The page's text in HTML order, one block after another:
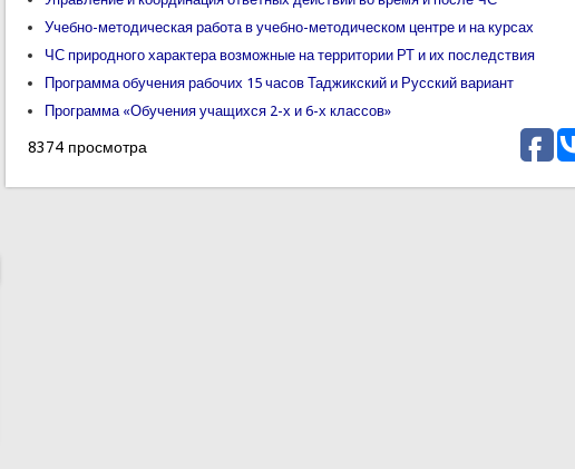
Учебно-методическая работа в учебно-методическом центре и на курсах
ЧС природного характера возможные на территории РТ и их последствия
Программа обучения рабочих 15 часов Таджикский и Русский вариант
Программа «Обучения учащихся 2-х и 6-х классов»
8374 просмотра